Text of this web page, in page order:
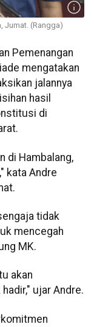
Jumat. (Rangga)
Pemenangan
mengatakan
jalannya
hasil
di
di Hambalang,
kata Andre
tidak
mencegah
MK.
akan
ujar Andre.